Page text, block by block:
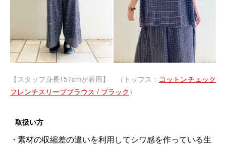
【スタッフ身長157cmが着用】 （トップス： コットンチェック
フレンチスリーブブラウス / ブラック ）
取扱い方
素材の収縮差の違いを利用してシワ感を作っている生